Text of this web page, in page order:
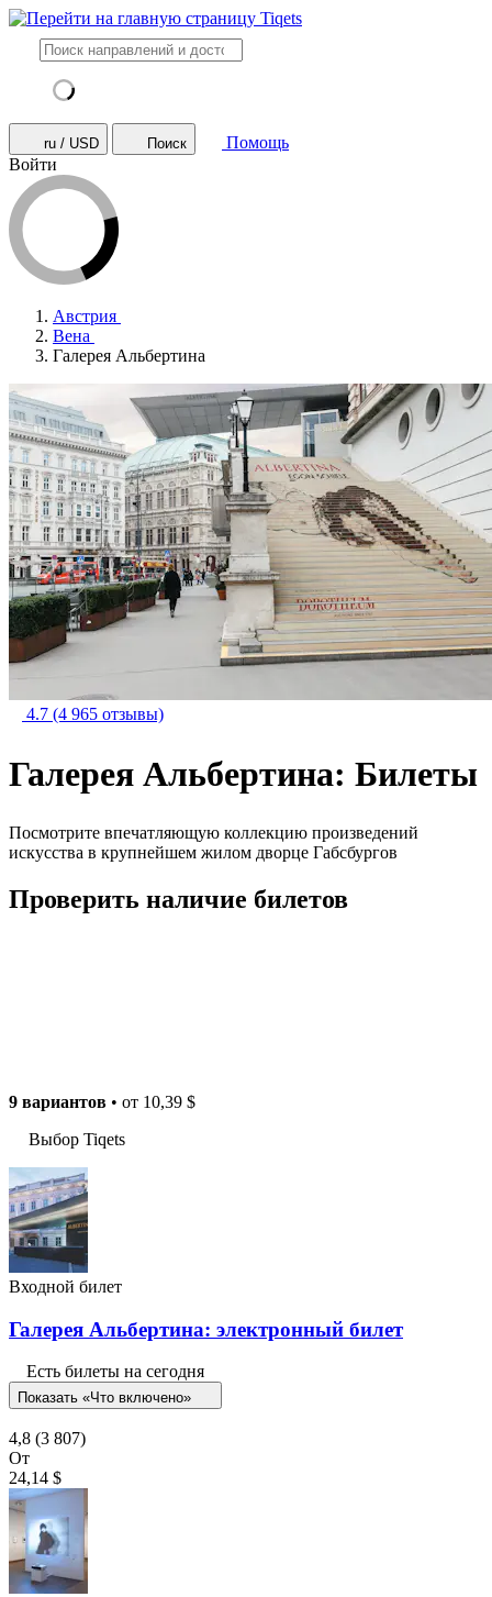
ru / USD Поиск
Помощь
Войти
Австрия
Вена
Галерея Альбертина
4.7 (4 965 отзывы)
Галерея Альбертина: Билеты
Посмотрите впечатляющую коллекцию произведений
искусства в крупнейшем жилом дворце Габсбургов
Проверить наличие билетов
9 вариантов • от 10,39 $
Выбор Tiqets
Входной билет
Галерея Альбертина: электронный билет
Есть билеты на сегодня
Показать «Что включено»
4,8 (3 807)
От
24,14 $